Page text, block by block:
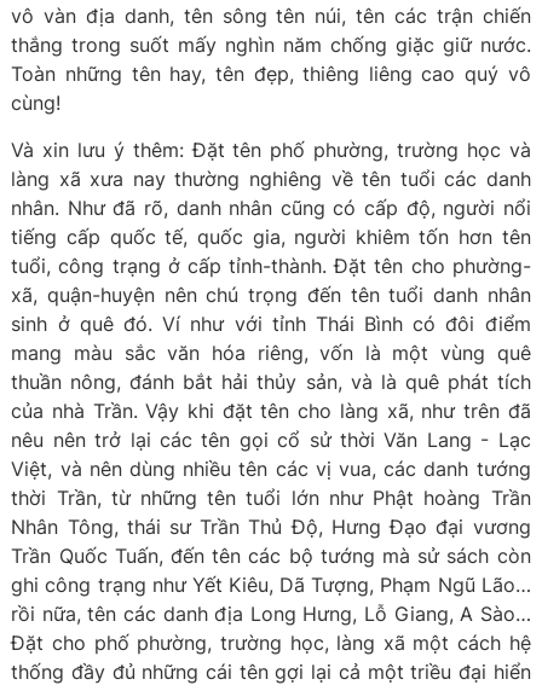
vô vàn địa danh, tên sông tên núi, tên các trận chiến
thắng trong suốt mấy nghìn năm chống giặc giữ nước.
Toàn những tên hay, tên đẹp, thiêng liêng cao quý vô
cùng!
Và xin lưu ý thêm: Đặt tên phố phường, trường học và
làng xã xưa nay thường nghiêng về tên tuổi các danh
nhân. Như đã rõ, danh nhân cũng có cấp độ, người nổi
tiếng cấp quốc tế, quốc gia, người khiêm tốn hơn tên
tuổi, công trạng ở cấp tỉnh-thành. Đặt tên cho phường-
xã, quận-huyện nên chú trọng đến tên tuổi danh nhân
sinh ở quê đó. Ví như với tỉnh Thái Bình có đôi điểm
mang màu sắc văn hóa riêng, vốn là một vùng quê
thuần nông, đánh bắt hải thủy sản, và là quê phát tích
của nhà Trần. Vậy khi đặt tên cho làng xã, như trên đã
nêu nên trở lại các tên gọi cổ sử thời Văn Lang - Lạc
Việt, và nên dùng nhiều tên các vị vua, các danh tướng
thời Trần, từ những tên tuổi lớn như Phật hoàng Trần
Nhân Tông, thái sư Trần Thủ Độ, Hưng Đạo đại vương
Trần Quốc Tuấn, đến tên các bộ tướng mà sử sách còn
ghi công trạng như Yết Kiêu, Dã Tượng, Phạm Ngũ Lão…
rồi nữa, tên các danh địa Long Hưng, Lỗ Giang, A Sào…
Đặt cho phố phường, trường học, làng xã một cách hệ
thống đầy đủ những cái tên gợi lại cả một triều đại hiển